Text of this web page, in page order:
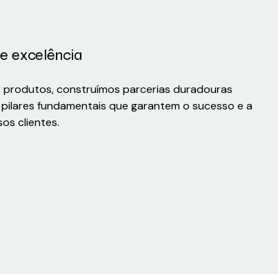
excelência
produtos, construímos parcerias duradouras
fundamentais que garantem o sucesso e a
clientes.